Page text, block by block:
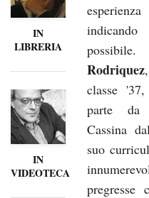
IN
LIBRERIA
IN
VIDEOTECA
Rodriquez
classe
parte da
Cassina
suo
pregresse